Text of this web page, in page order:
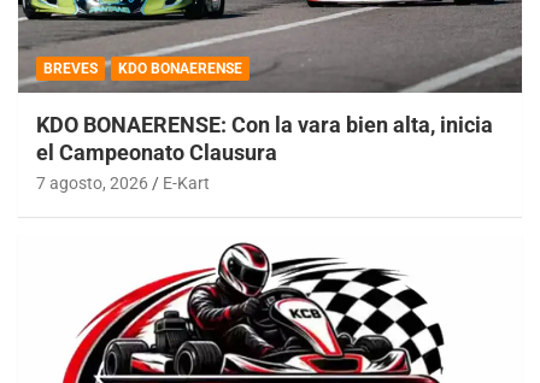
BREVES KDO BONAERENSE
KDO BONAERENSE: Con la vara bien alta, inicia
el Campeonato Clausura
7 agosto, 2026 E-Kart